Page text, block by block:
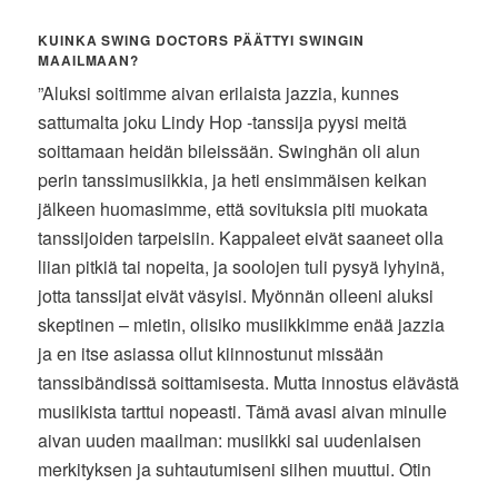
KUINKA SWING DOCTORS PÄÄTTYI SWINGIN
MAAILMAAN?
”Aluksi soitimme aivan erilaista jazzia, kunnes
sattumalta joku Lindy Hop -tanssija pyysi meitä
soittamaan heidän bileissään. Swinghän oli alun
perin tanssimusiikkia, ja heti ensimmäisen keikan
jälkeen huomasimme, että sovituksia piti muokata
tanssijoiden tarpeisiin. Kappaleet eivät saaneet olla
liian pitkiä tai nopeita, ja soolojen tuli pysyä lyhyinä,
jotta tanssijat eivät väsyisi. Myönnän olleeni aluksi
skeptinen – mietin, olisiko musiikkimme enää jazzia
ja en itse asiassa ollut kiinnostunut missään
tanssibändissä soittamisesta. Mutta innostus elävästä
musiikista tarttui nopeasti. Tämä avasi aivan minulle
aivan uuden maailman: musiikki sai uudenlaisen
merkityksen ja suhtautumiseni siihen muuttui. Otin